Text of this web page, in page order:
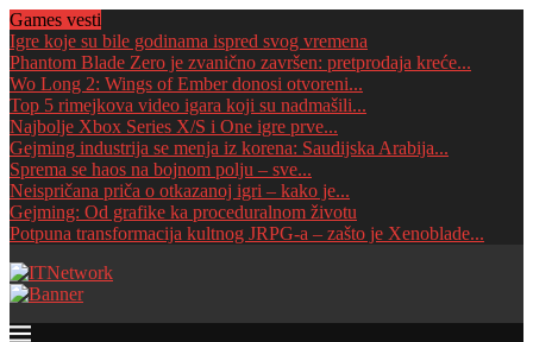
Games vesti
Igre koje su bile godinama ispred svog vremena
Phantom Blade Zero je zvanično završen: pretprodaja kreće...
Wo Long 2: Wings of Ember donosi otvoreni...
Top 5 rimejkova video igara koji su nadmašili...
Najbolje Xbox Series X/S i One igre prve...
Gejming industrija se menja iz korena: Saudijska Arabija...
Sprema se haos na bojnom polju – sve...
Neispričana priča o otkazanoj igri – kako je...
Gejming: Od grafike ka proceduralnom životu
Potpuna transformacija kultnog JRPG-a – zašto je Xenoblade...